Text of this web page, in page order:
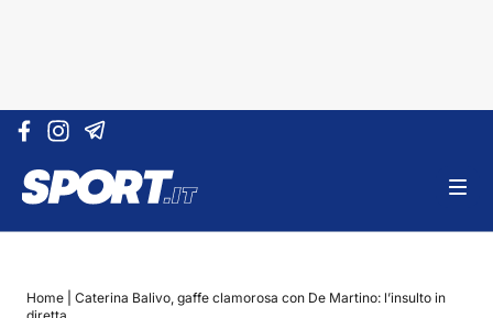
Vai al contenuto
Home
Caterina Balivo, gaffe clamorosa con De Martino: l’insulto in